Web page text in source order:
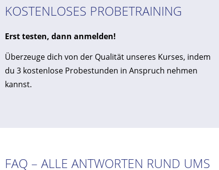
KOSTENLOSES PROBETRAINING
Erst testen, dann anmelden!
Überzeuge dich von der Qualität unseres Kurses, indem
du 3 kostenlose Probestunden in Anspruch nehmen
kannst.
FAQ – ALLE ANTWORTEN RUND UMS